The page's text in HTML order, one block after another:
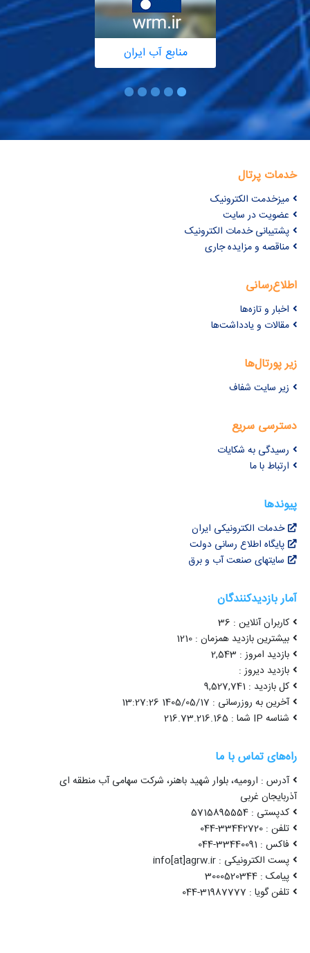
منابع آب ایران
خدمات پرتال
میزخدمت الکترونیک
عضویت در سایت
پشتیبانی خدمات الکترونیک
مناقصه و مزایده جاری
اطلاع‌رسانی
اخبار و تازه‌ها
مقالات و یادداشت‌ها
زیر پورتال‌ها
زیر سایت شفاف
دسترسی سریع
رسیدگی به شکایات
ارتباط با ما
پیوندها
خدمات الکترونیکی ایران
پایگاه اطلاع رسانی دولت
سایتهای صنعت آب و برق
آمار بازدیدکنندگان
کاربران آنلاین : 36
بیشترین بازدید همزمان : 1210
بازدید امروز : 2,543
بازدید دیروز :
کل بازدید : 9,527,741
آخرین به روزرسانی : 1405/05/17 13:27:26
شناسه IP شما : 216.73.216.165
راه‌های تماس با ما
آدرس : ارومیه، بلوار شهید باهنر، شرکت سهامی آب منطقه ای
آذربایجان غربی
کدپستی : 5715895554
تلفن : 33442720-044
فاکس : 33440091-044
پست الکترونیکی : info[at]agrw.ir
پیامک : 3000520344
تلفن گویا : 31987777-044